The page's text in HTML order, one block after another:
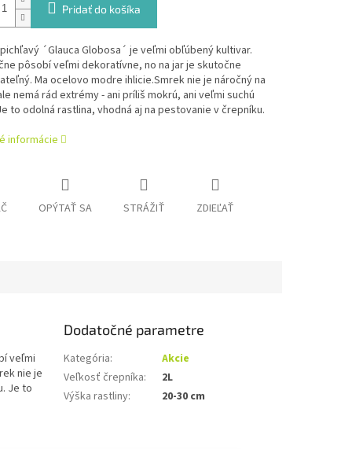
Pridať do košíka
´Glauca Globosa´ je veľmi obľúbený kultivar.
pôsobí veľmi dekoratívne, no na jar je skutočne
Ma ocelovo modre ihlicie.Smrek nie je náročný na
nemá rád extrémy - ani príliš mokrú, ani veľmi suchú
to odolná rastlina, vhodná aj na pestovanie v črepníku.
informácie
OPÝTAŤ SA STRÁŽIŤ ZDIEĽAŤ
veľmi
nie je
Je to
Dodatočné parametre
Kategória:
Akcie
Veľkosť črepníka:
2L
Výška rastliny: 20-30 cm